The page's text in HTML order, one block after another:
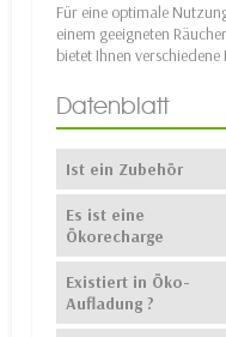
Für eine optimale
einem geeigneten
bietet Ihnen
Datenblatt
Ist ein Zubehör
Es ist eine
Ökorecharge
Existiert in Öko-
Aufladung ?